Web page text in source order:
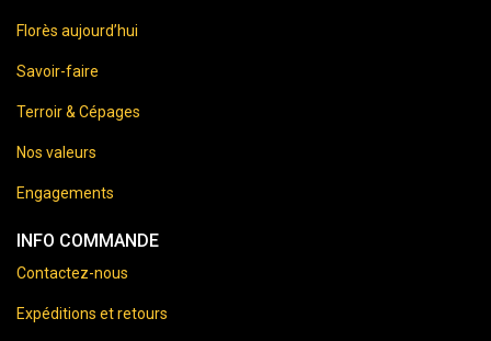
Florès aujourd’hui
Savoir-faire
Terroir & Cépages
Nos valeurs
Engagements
INFO COMMANDE
Contactez-nous
Expéditions et retours